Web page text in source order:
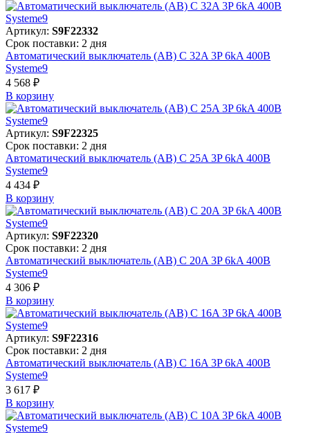
Артикул: S9F22332
Срок поставки: 2 дня
Автоматический выключатель (АВ) C 32A 3P 6kA 400В
Systeme9
4 568 ₽
В корзинy
Артикул: S9F22325
Срок поставки: 2 дня
Автоматический выключатель (АВ) C 25A 3P 6kA 400В
Systeme9
4 434 ₽
В корзинy
Артикул: S9F22320
Срок поставки: 2 дня
Автоматический выключатель (АВ) C 20A 3P 6kA 400В
Systeme9
4 306 ₽
В корзинy
Артикул: S9F22316
Срок поставки: 2 дня
Автоматический выключатель (АВ) C 16A 3P 6kA 400В
Systeme9
3 617 ₽
В корзинy